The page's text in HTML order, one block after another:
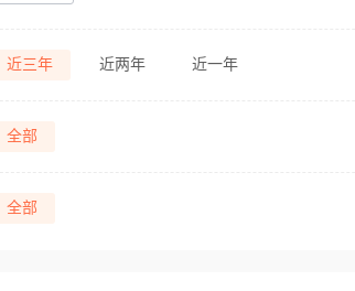
近三年 近两年 近一年
全部
全部